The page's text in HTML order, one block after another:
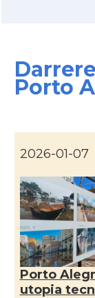
CAMON
CAMON
Casal
Acció
Porto
2026-01-07
Porto
utopia